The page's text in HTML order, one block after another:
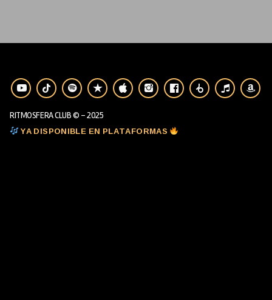
RITMOSFERA CLUB © - 2025
YA DISPONIBLE EN PLATAFORMAS